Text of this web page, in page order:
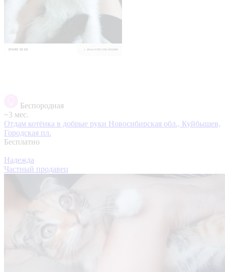
Беспородная
~3 мес.
Отдам котёнка в добрые руки Новосибирская обл., Куйбышев,
Городская пл.
Бесплатно
Надежда
Частный продавец